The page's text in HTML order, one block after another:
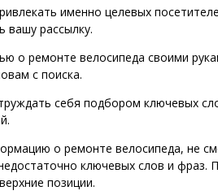
именно целевых
вашу рассылку.
о ремонте велосипеда своими
с поиска.
себя подбором ключевых
о ремонте велосипеда, не
ключевых слов и фраз.
позиции.